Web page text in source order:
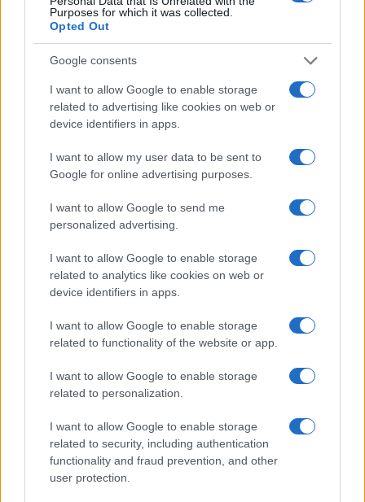
Purposes for which it was collected.
Opted Out
Google consents
I want to allow Google to enable storage
related to advertising like cookies on web or
device identifiers in apps.
I want to allow my user data to be sent to
Google for online advertising purposes.
I want to allow Google to send me
personalized advertising.
I want to allow Google to enable storage
related to analytics like cookies on web or
device identifiers in apps.
I want to allow Google to enable storage
related to functionality of the website or app.
I want to allow Google to enable storage
related to personalization.
I want to allow Google to enable storage
related to security, including authentication
functionality and fraud prevention, and other
user protection.
Cómo Baqueira Beret impulsa la identidad
cultural y deportiva de la Val d’Aran y
Valls d’Àneu
La valla: la serie española que predijo la
La valla, es una serie española emitida actualmente…
CULTURA